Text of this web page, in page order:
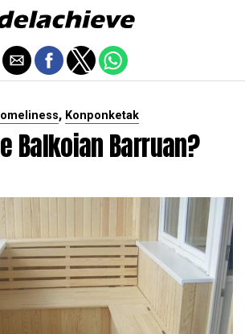
, Konponketak
Balkoian Barruan?